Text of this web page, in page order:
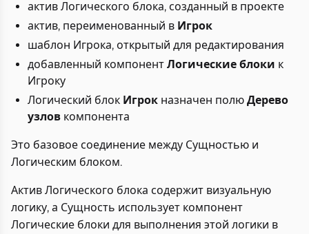
актив Логического блока, созданный в проекте
актив, переименованный в Игрок
шаблон Игрока, открытый для редактирования
добавленный компонент Логические блоки к
Игроку
Логический блок Игрок назначен полю Дерево
узлов компонента
Это базовое соединение между Сущностью и
Логическим блоком.
Актив Логического блока содержит визуальную
логику, а Сущность использует компонент
Логические блоки для выполнения этой логики в